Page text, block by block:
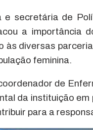
e secretária de
a importância
às diversas
feminina.
de
da instituição
para a